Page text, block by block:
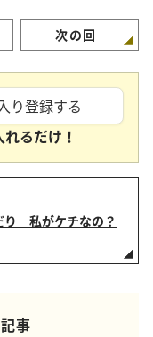
掃除術】
次の回
り登録する
れるだけ！
り 私がケチなの？
事